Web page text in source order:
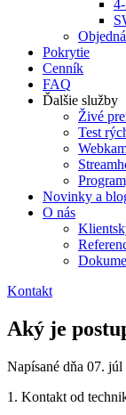
Pokrytie
Cenník
FAQ
Ďalšie služby
Živé
Test
Novinky a
O nás
Kontakt
Aký je
Napísané dňa 07. júl
1. Kontakt od